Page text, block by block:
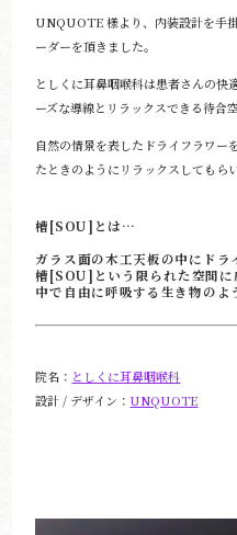
UNQUOTE 様より、内装設計を手
ーダーを頂きました。
としくに耳鼻咽喉科は患者さんの快
ーズな導線とリラックスできる待合
自然の情景を表したドライフラワー
たときのようにリラックスしてもら
槽[SOU]とは…
ガラス面の木工天板の中にドラ
槽[SOU]という限られた空間に
中で自由に呼吸する生き物のよ
院名： としくに耳鼻咽喉科
設計 / デザイン： UNQUOTE